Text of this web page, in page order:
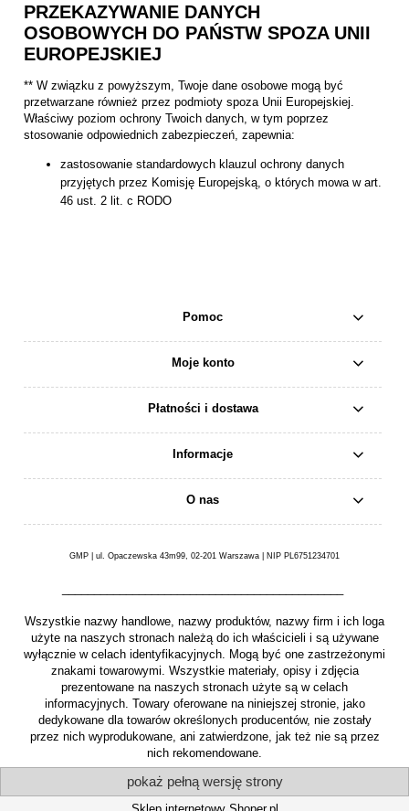
PRZEKAZYWANIE DANYCH
OSOBOWYCH DO PAŃSTW SPOZA UNII
EUROPEJSKIEJ
** W związku z powyższym, Twoje dane osobowe mogą być
przetwarzane również przez podmioty spoza Unii Europejskiej.
Właściwy poziom ochrony Twoich danych, w tym poprzez
stosowanie odpowiednich zabezpieczeń, zapewnia:
zastosowanie standardowych klauzul ochrony danych
przyjętych przez Komisję Europejską, o których mowa w art.
46 ust. 2 lit. c RODO
Pomoc
Moje konto
Płatności i dostawa
Informacje
O nas
GMP | ul. Opaczewska 43m99, 02-201 Warszawa | NIP PL6751234701
Wszystkie nazwy handlowe, nazwy produktów, nazwy firm i ich loga
użyte na naszych stronach należą do ich właścicieli i są używane
wyłącznie w celach identyfikacyjnych. Mogą być one zastrzeżonymi
znakami towarowymi. Wszystkie materiały, opisy i zdjęcia
prezentowane na naszych stronach użyte są w celach
informacyjnych. Towary oferowane na niniejszej stronie, jako
dedykowane dla towarów określonych producentów, nie zostały
przez nich wyprodukowane, ani zatwierdzone, jak też nie są przez
nich rekomendowane.
pokaż pełną wersję strony